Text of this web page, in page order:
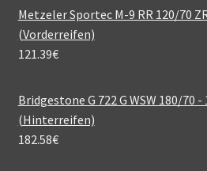
Metzeler Sportec M-9 RR 120/70
(Vorderreifen)
121.39€
Bridgestone G 722 G WSW 180/70 -
(Hinterreifen)
182.58€